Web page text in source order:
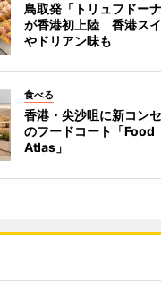
鳥取発「トリュフドーナ
が香港初上陸 香港ス
やドリアン味も
食べる
香港・尖沙咀に新コン
のフードコート「Food
Atlas」